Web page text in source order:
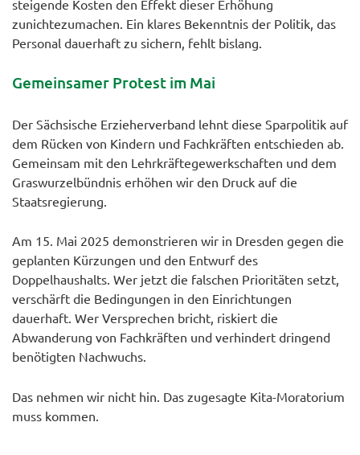
steigende Kosten den Effekt dieser Erhöhung
zunichtezumachen. Ein klares Bekenntnis der Politik, das
Personal dauerhaft zu sichern, fehlt bislang.
Gemeinsamer Protest im Mai
Der Sächsische Erzieherverband lehnt diese Sparpolitik auf
dem Rücken von Kindern und Fachkräften entschieden ab.
Gemeinsam mit den Lehrkräftegewerkschaften und dem
Graswurzelbündnis erhöhen wir den Druck auf die
Staatsregierung.
Am 15. Mai 2025 demonstrieren wir in Dresden gegen die
geplanten Kürzungen und den Entwurf des
Doppelhaushalts. Wer jetzt die falschen Prioritäten setzt,
verschärft die Bedingungen in den Einrichtungen
dauerhaft. Wer Versprechen bricht, riskiert die
Abwanderung von Fachkräften und verhindert dringend
benötigten Nachwuchs.
Das nehmen wir nicht hin. Das zugesagte Kita-Moratorium
muss kommen.